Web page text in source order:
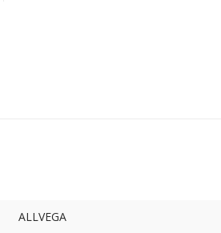
ALLVEGA